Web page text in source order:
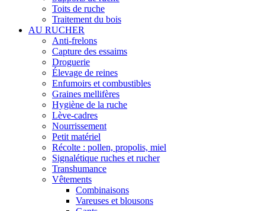
Toits de ruche
Traitement du bois
AU RUCHER
Anti-frelons
Capture des essaims
Droguerie
Élevage de reines
Enfumoirs et combustibles
Graines mellifères
Hygiène de la ruche
Lève-cadres
Nourrissement
Petit matériel
Récolte : pollen, propolis, miel
Signalétique ruches et rucher
Transhumance
Vêtements
Combinaisons
Vareuses et blousons